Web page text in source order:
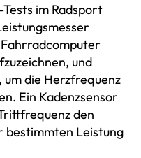
im Radsport
und
um die Herzfrequenz
Ein Kadenzsensor
den
bestimmten Leistung